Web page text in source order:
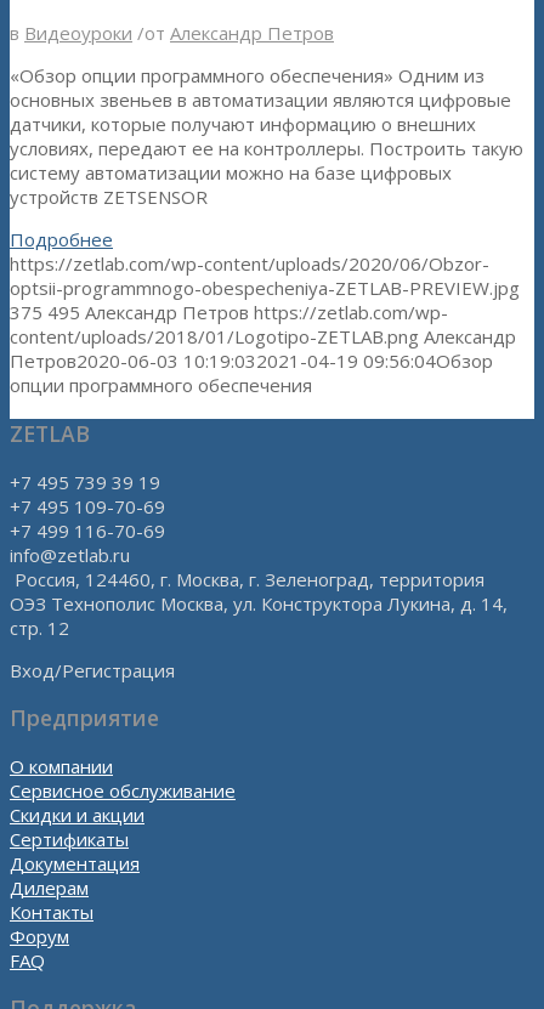
в Видеоуроки /от Александр Петров
«Обзор опции программного обеспечения» Одним из
основных звеньев в автоматизации являются цифровые
датчики, которые получают информацию о внешних
условиях, передают ее на контроллеры. Построить такую
систему автоматизации можно на базе цифровых
устройств ZETSENSOR
Подробнее
https://zetlab.com/wp-content/uploads/2020/06/Obzor-
optsii-programmnogo-obespecheniya-ZETLAB-PREVIEW.jpg
375 495 Александр Петров https://zetlab.com/wp-
content/uploads/2018/01/Logotipo-ZETLAB.png Александр
Петров2020-06-03 10:19:032021-04-19 09:56:04Обзор
опции программного обеспечения
ZETLAB
+7 495 739 39 19
+7 495 109-70-69
+7 499 116-70-69
info@zetlab.ru
Россия, 124460, г. Москва, г. Зеленоград, территория
ОЭЗ Технополис Москва, ул. Конструктора Лукина, д. 14,
стр. 12
Вход/Регистрация
Предприятие
О компании
Сервисное обслуживание
Скидки и акции
Сертификаты
Документация
Дилерам
Контакты
Форум
FAQ